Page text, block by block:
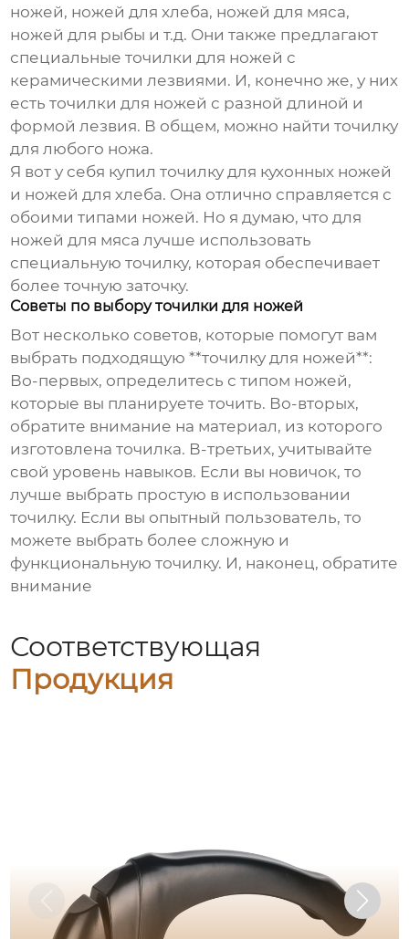
ножей, ножей для хлеба, ножей для мяса,
ножей для рыбы и т.д. Они также предлагают
специальные точилки для ножей с
керамическими лезвиями. И, конечно же, у них
есть точилки для ножей с разной длиной и
формой лезвия. В общем, можно найти точилку
для любого ножа.
Я вот у себя купил точилку для кухонных ножей
и ножей для хлеба. Она отлично справляется с
обоими типами ножей. Но я думаю, что для
ножей для мяса лучше использовать
специальную точилку, которая обеспечивает
более точную заточку.
Советы по выбору точилки для ножей
Вот несколько советов, которые помогут вам
выбрать подходящую **точилку для ножей**:
Во-первых, определитесь с типом ножей,
которые вы планируете точить. Во-вторых,
обратите внимание на материал, из которого
изготовлена точилка. В-третьих, учитывайте
свой уровень навыков. Если вы новичок, то
лучше выбрать простую в использовании
точилку. Если вы опытный пользователь, то
можете выбрать более сложную и
функциональную точилку. И, наконец, обратите
внимание
Соответствующая
Продукция